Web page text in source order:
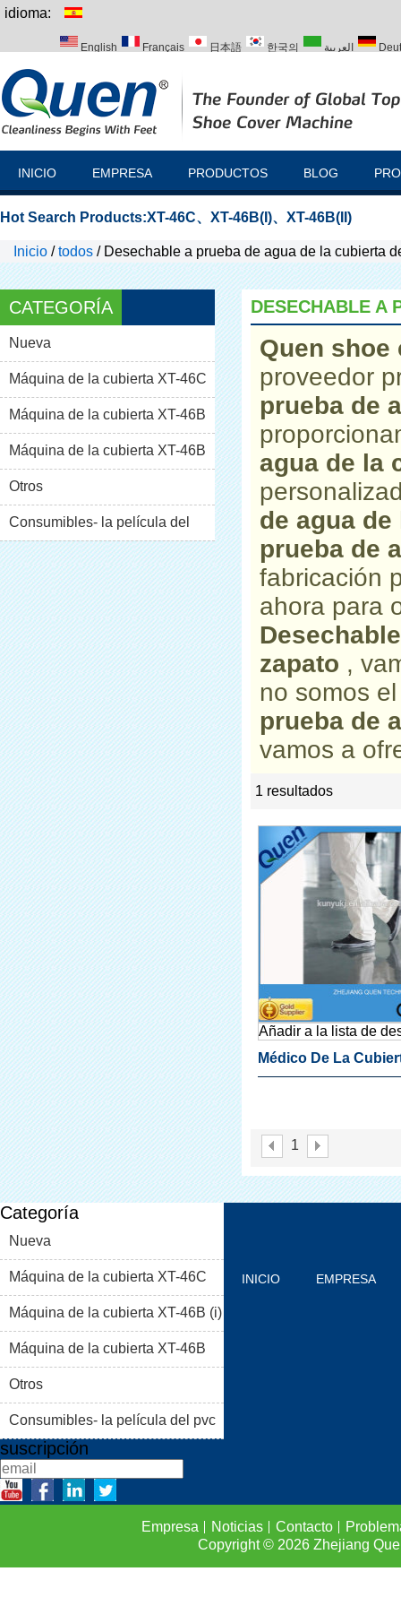
idioma:
English Français 日本語 한국의 العربية
INICIO EMPRESA PRODUCTOS BLOG
Hot Search Products:XT-46C、 XT-46B(I)、 XT-46B(II)
Inicio /todos / Desechable a prueba de agua de la cubierta
CATEGORÍA
Nueva
Máquina de la cubierta XT-46C
Máquina de la cubierta XT-46B
(i)Máquina de la cubierta XT-46B
(II)
Otros
Consumibles- la película del
pvc
DESECHABLE A
Quen
proveedor
prueba de
agua de la
de agua
prueba de
fabricación
ahora para
zapato ,
no somos
prueba de
vamos a
1 resultados
Añadir a la lista de
Médico De La
1
Categoría
Nueva
Máquina de la cubierta XT-46C
Máquina de la cubierta XT-46B (i)
Máquina de la cubierta XT-46B
(II)
Otros
Consumibles- la película del pvc
suscripción
INICIO EMPRESA
Empresa Noticias Contacto
Copyright © 2026Zhejiang